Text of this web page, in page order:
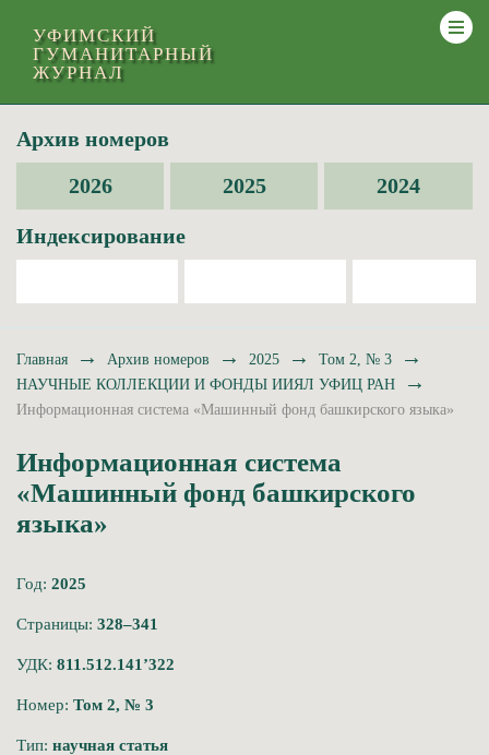
УФИМСКИЙ
ГУМАНИТАРНЫЙ
ЖУРНАЛ
Архив номеров
2026
2025 2024
Индексирование
Главная → Архив номеров → 2025 → Том 2, № 3 →
НАУЧНЫЕ КОЛЛЕКЦИИ И ФОНДЫ ИИЯЛ УФИЦ РАН →
Информационная система «Машинный фонд башкирского языка»
Информационная система
«Машинный фонд башкирского
языка»
Год: 2025
Страницы: 328–341
УДК: 811.512.141’322
Номер: Том 2, № 3
Тип: научная статья